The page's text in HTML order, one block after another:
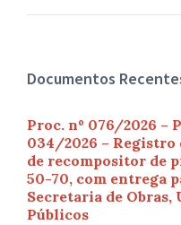
Documentos
Proc. nº 076/2026 –
034/2026 – Registro
de recompositor de
50-70, com entrega
Secretaria de Obras,
Públicos